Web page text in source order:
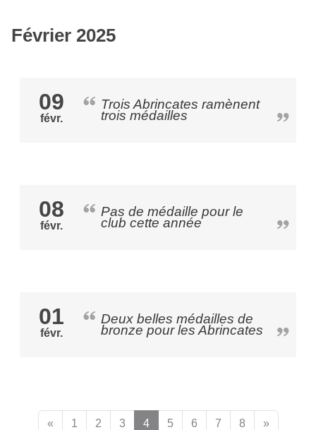
Février 2025
09
févr.
Trois Abrincates ramènent
trois médailles
08
févr.
Pas de médaille pour le
club cette année
01
févr.
Deux belles médailles de
bronze pour les Abrincates
« 1 2 3 4 5 6 7 8 »